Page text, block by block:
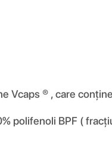
Vcaps ® , care
polifenoli BPF (